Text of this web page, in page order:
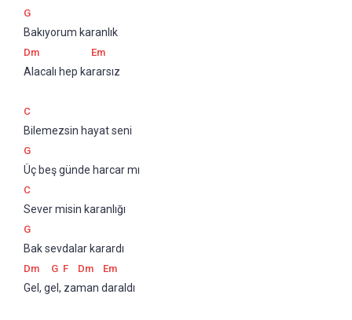
G
Bakıyorum karanlık
Dm Em
Alacalı hep kararsız
C
Bilemezsin hayat seni
G
Üç beş günde harcar mı
C
Sever misin karanlığı
G
Bak sevdalar karardı
Dm G F Dm Em
Gel, gel, zaman daraldı